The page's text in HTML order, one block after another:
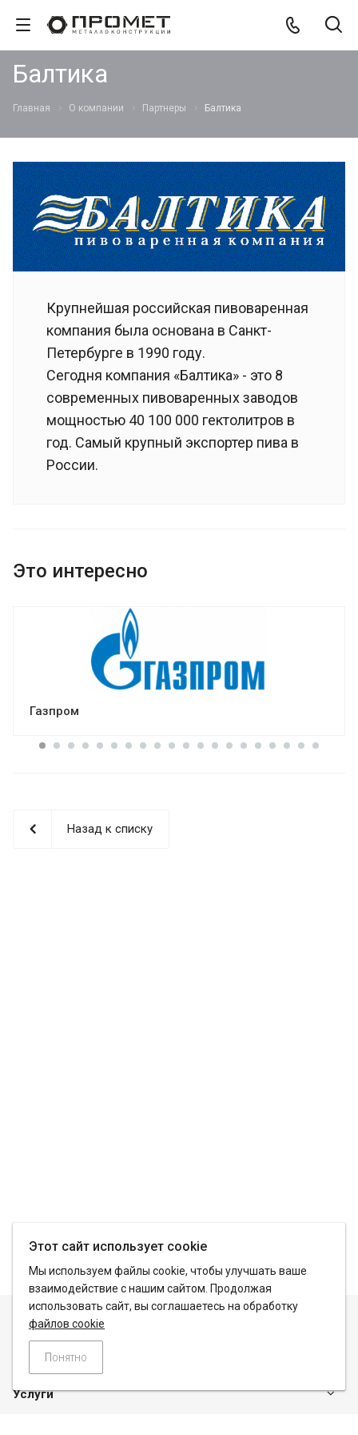
Балтика
Главная О компании Партнеры Балтика
Крупнейшая российская пивоваренная
компания была основана в Санкт-
Петербурге в 1990 году.
Сегодня компания «Балтика» - это 8
современных пивоваренных заводов
мощностью 40 100 000 гектолитров в
год. Самый крупный экспортер пива в
России.
Это интересно
Газпром
Назад к списку
Компания
Каталог
Услуги
Этот сайт использует cookie
Мы используем файлы cookie, чтобы улучшать ваше
взаимодействие с нашим сайтом. Продолжая
использовать сайт, вы соглашаетесь на обработку
файлов cookie
Понятно